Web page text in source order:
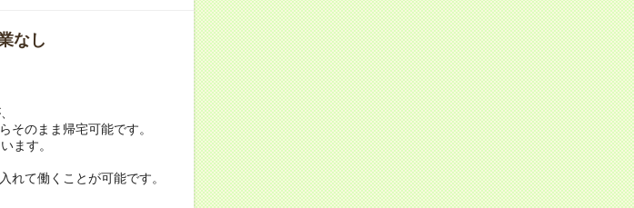
なし
そのまま帰宅可能です。
ます。
れて働くことが可能です。